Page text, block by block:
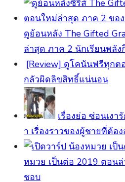
ดูย้อนหลัง The Gifted
ล่าสุด ภาค 2 นักเรียนพลั
[Review] ดูโคนันฟรีทุก
กลัวผิดลิขสิทธิ์แน่นอน
เรื่องย่อ ซ่อนเง
า เรื่องราวของผู้ชายที่ต้อ
หมวย เป็นต่อ 2019 ตอนล่
ชอบ